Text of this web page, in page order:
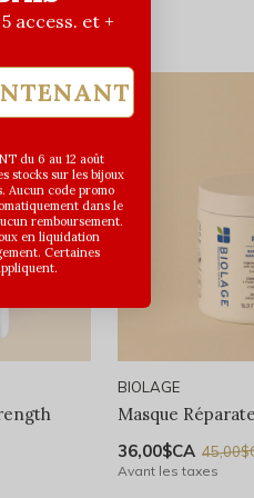
BIOLAGE
Masque
36,00$CA
Avant les taxes
access. et +
du 6 au 12 août
stocks sur les bijoux
Aucun code promo
dans le
remboursement.
en liquidation
Certaines